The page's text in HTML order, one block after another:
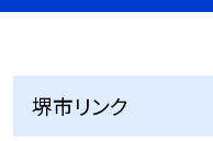
堺市リンク